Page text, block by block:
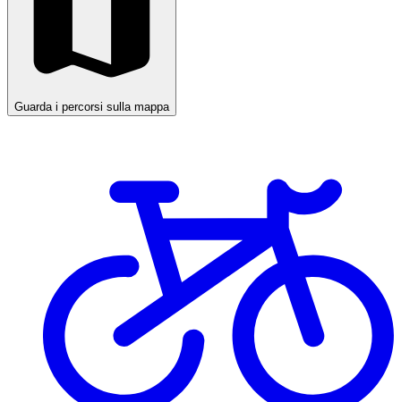
Guarda i percorsi sulla mappa